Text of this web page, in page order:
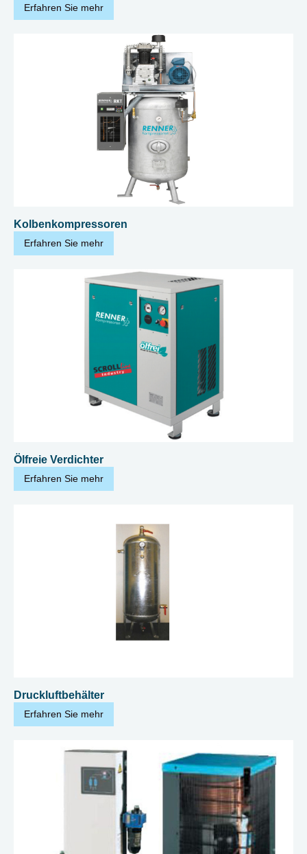
Erfahren Sie mehr
Kolbenkompressoren
Erfahren Sie mehr
Ölfreie Verdichter
Erfahren Sie mehr
Druckluftbehälter
Erfahren Sie mehr